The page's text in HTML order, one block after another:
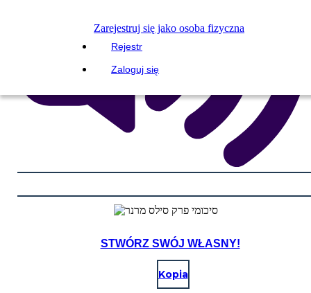
Zarejestruj się jako osoba fizyczna
Rejestr
Zaloguj się
STWÓRZ SWÓJ WŁASNY!
Kopia